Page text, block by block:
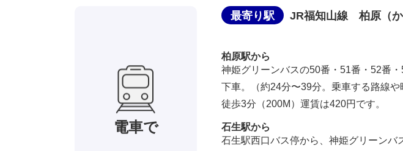
電車で
最寄り駅 JR福知山線 柏原（か
柏原駅から
神姫グリーンバスの50番・51番・52番
下車。（約24分〜39分。乗車する路線
徒歩3分（200M）運賃は420円です。
石生駅から
石生駅西口バス停から、神姫グリーンバ